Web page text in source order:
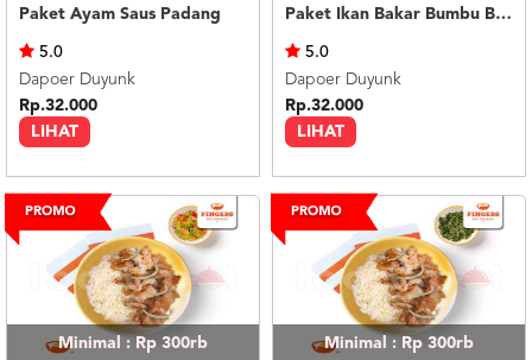
Paket Ayam Saus Padang
LIHAT
5.0
Dapoer Duyunk
Rp.32.000
Paket Ikan Bakar Bumbu Bali
LIHAT
5.0
Dapoer Duyunk
Rp.32.000
Minimal : Rp 300rb Minimal : Rp 300rb